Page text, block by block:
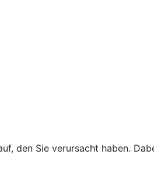
den Sie verursacht haben.